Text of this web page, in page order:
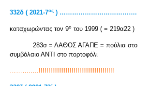
332δ ( 2021-7ος ) ……………………………….
καταχωρώντας τον 9ο του 1999 ( = 219α22 )
283σ = ΛΑΘΟΣ ΑΓΑΠΕ = πούλια στο
συμβόλαιο ΑΝΤΙ στο πορτοφόλι
…………..!!!!!!!!!!!!!!!!!!!!!!!!!!!!!!!!!!!!!!!